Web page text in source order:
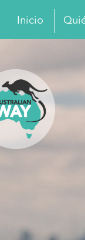
Inicio